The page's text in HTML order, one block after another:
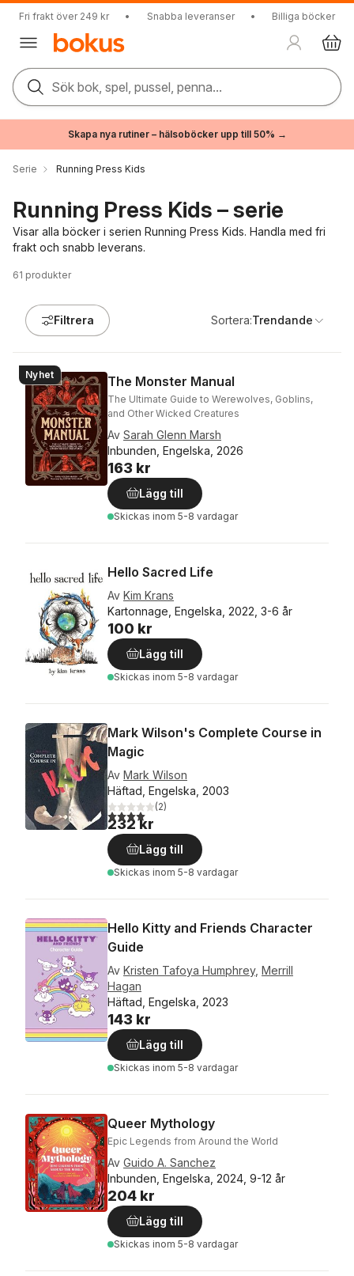
Fri frakt över 249 kr • Snabba leveranser • Billiga böcker
Sök bok, spel, pussel, penna...
Skapa nya rutiner – hälsoböcker upp till 50% →
Serie Running Press Kids
Running Press Kids – serie
Visar alla böcker i serien Running Press Kids. Handla med fri
frakt och snabb leverans.
61 produkter
Filtrera Sortera:Trendande
Nyhet The Monster Manual
The Ultimate Guide to Werewolves, Goblins,
and Other Wicked Creatures
Av Sarah Glenn Marsh
Inbunden, Engelska, 2026
163 kr
Lägg till
Skickas inom 5-8 vardagar
Hello Sacred Life
Av Kim Krans
Kartonnage, Engelska, 2022, 3-6 år
100 kr
Lägg till
Skickas inom 5-8 vardagar
Mark Wilson's Complete Course in
Magic
Av Mark Wilson
Häftad, Engelska, 2003
4,0utav 5 stjärnor. Totalt antal röster:
(2)
232 kr
Lägg till
Skickas inom 5-8 vardagar
Hello Kitty and Friends Character
Guide
Av Kristen Tafoya Humphrey, Merrill
Hagan
Häftad, Engelska, 2023
143 kr
Lägg till
Skickas inom 5-8 vardagar
Queer Mythology
Epic Legends from Around the World
Av Guido A. Sanchez
Inbunden, Engelska, 2024, 9-12 år
204 kr
Lägg till
Skickas inom 5-8 vardagar